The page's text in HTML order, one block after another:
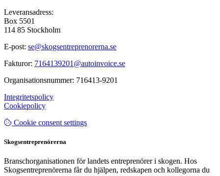
Leveransadress:
Box 5501
114 85 Stockholm
E-post: se@skogsentreprenorerna.se
Fakturor: 7164139201@autoinvoice.se
Organisationsnummer: 716413-9201
Integritetspolicy
Cookiepolicy
Cookie consent settings
Skogsentreprenörerna
Branschorganisationen för landets entreprenörer i skogen. Hos
Skogsentreprenörerna får du hjälpen, redskapen och kollegorna du